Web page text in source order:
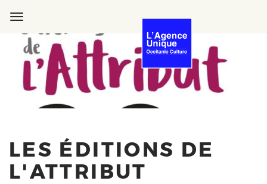
principalnavigation
LES ÉDITIONS DE
L'ATTRIBUT